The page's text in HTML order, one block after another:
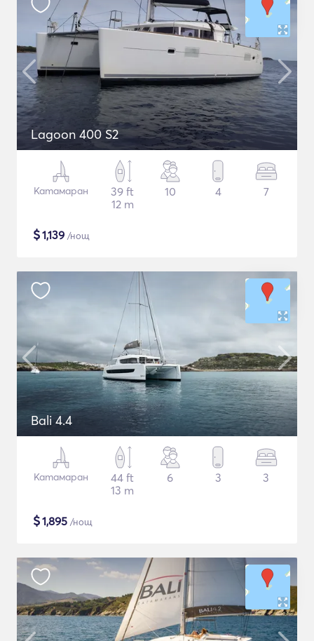
Lagoon 400 S2
Катамаран
39 ft
12 m
10 4 7
$1,139 /нощ
Bali 4.4
Катамаран
44 ft
13 m
6 3 3
$1,895 /нощ